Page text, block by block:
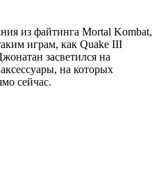
из файтинга Mortal Kombat,
играм, как Quake III
засветился на
на которых
сейчас.